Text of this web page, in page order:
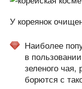
У кореянок
Наиболее
в
зеленого
борются с